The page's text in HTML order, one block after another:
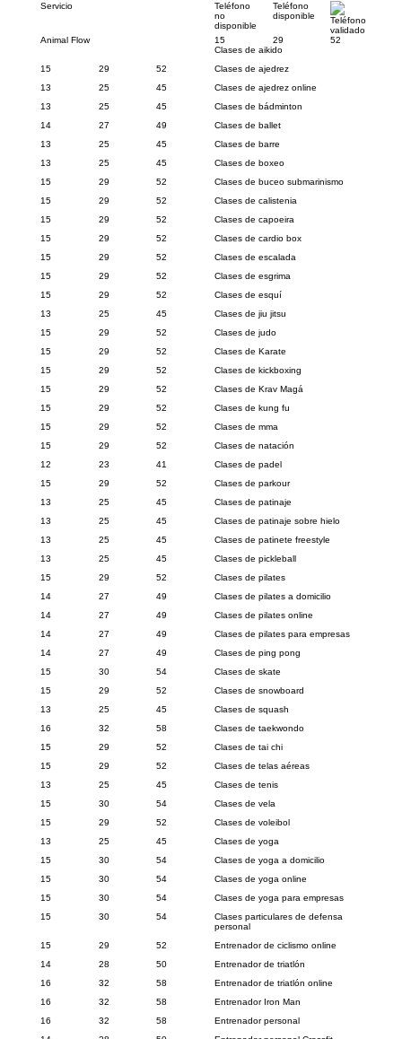
Servicio
Teléfono
no
disponible
Teléfono
disponible
Teléfono
validado
Animal Flow
15 29
52
Clases de aikido
15
29 52
Clases de ajedrez
13
25 45
Clases de ajedrez online
13
25 45
Clases de bádminton
14
27 49
Clases de ballet
13
25 45
Clases de barre
13
25 45
Clases de boxeo
15
29 52
Clases de buceo submarinismo
15
29 52
Clases de calistenia
15
29 52
Clases de capoeira
15
29 52
Clases de cardio box
15
29 52
Clases de escalada
15
29 52
Clases de esgrima
15
29 52
Clases de esquí
13
25 45
Clases de jiu jitsu
15
29 52
Clases de judo
15
29 52
Clases de Karate
15
29 52
Clases de kickboxing
15
29 52
Clases de Krav Magá
15
29 52
Clases de kung fu
15
29 52
Clases de mma
15
29 52
Clases de natación
12
23 41
Clases de padel
15
29 52
Clases de parkour
13
25 45
Clases de patinaje
13
25 45
Clases de patinaje sobre hielo
13
25 45
Clases de patinete freestyle
13
25 45
Clases de pickleball
15
29 52
Clases de pilates
14
27 49
Clases de pilates a domicilio
14
27 49
Clases de pilates online
14
27 49
Clases de pilates para empresas
14
27 49
Clases de ping pong
15
30 54
Clases de skate
15
29 52
Clases de snowboard
13
25 45
Clases de squash
16
32 58
Clases de taekwondo
15
29 52
Clases de tai chi
15
29 52
Clases de telas aéreas
13
25 45
Clases de tenis
15
30 54
Clases de vela
15
29 52
Clases de voleibol
13
25 45
Clases de yoga
15
30 54
Clases de yoga a domicilio
15
30 54
Clases de yoga online
15
30 54
Clases de yoga para empresas
15
30 54
Clases particulares de defensa
personal
15
29 52
Entrenador de ciclismo online
14
28 50
Entrenador de triatlón
16
32 58
Entrenador de triatlón online
16
32 58
Entrenador Iron Man
16
32 58
Entrenador personal